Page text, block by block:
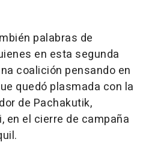
palabras de
en esta segunda
coalición pensando en
quedó plasmada con la
de Pachakutik,
en el cierre de campaña